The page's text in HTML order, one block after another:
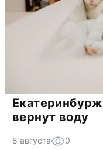
вернут воду
8 августа 0